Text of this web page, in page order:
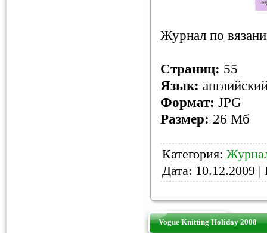
Журнал по
Страниц: 55
Язык:
Формат: JPG
Размер: 26 Мб
Категория:
Дата: 10.12.2009 |
Vogue Knitting Holiday 2008